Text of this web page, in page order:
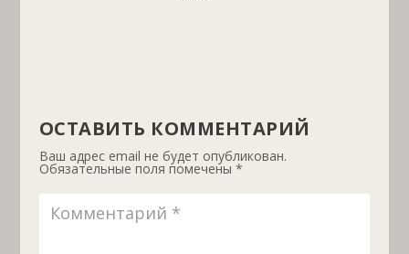
ОСТАВИТЬ КОММЕНТАРИЙ
Ваш адрес email не будет опубликован.
Обязательные поля помечены *